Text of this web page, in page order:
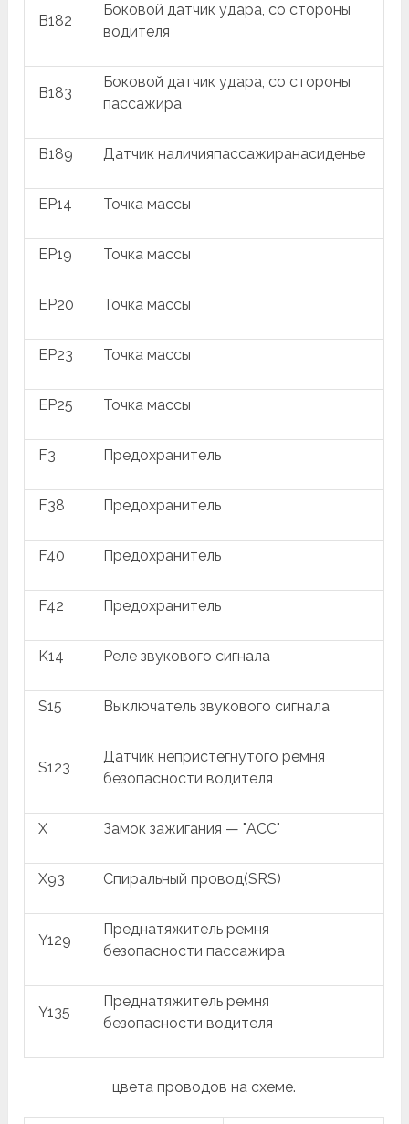
B182
Боковой датчик удара, со стороны
водителя
B183
Боковой датчик удара, со стороны
пассажира
B189 Датчик наличияпассажиранасиденье
EP14 Точка массы
EP19 Точка массы
EP20 Точка массы
EP23 Точка массы
EP25 Точка массы
F3 Предохранитель
F38 Предохранитель
F40 Предохранитель
F42 Предохранитель
K14 Реле звукового сигнала
S15 Выключатель звукового сигнала
S123
Датчик непристегнутого ремня
безопасности водителя
X Замок зажигания — "ACC"
X93 Спиральный провод(SRS)
Y129
Преднатяжитель ремня
безопасности пассажира
Y135
Преднатяжитель ремня
безопасности водителя
цвета проводов на схеме.